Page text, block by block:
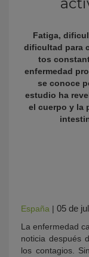
Fatiga,
dificultad para
tos
enfermedad
se conoce
estudio ha
el cuerpo y la
España | 05 de
La enfermedad
noticia después
los contagios.